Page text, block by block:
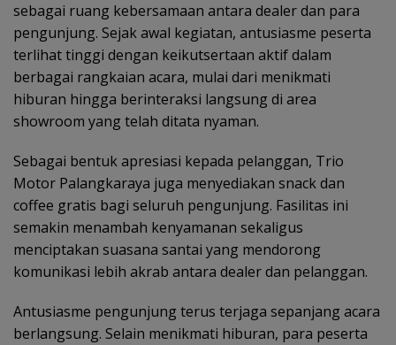
sebagai ruang kebersamaan antara dealer dan para
pengunjung. Sejak awal kegiatan, antusiasme peserta
terlihat tinggi dengan keikutsertaan aktif dalam
berbagai rangkaian acara, mulai dari menikmati
hiburan hingga berinteraksi langsung di area
showroom yang telah ditata nyaman.
Sebagai bentuk apresiasi kepada pelanggan, Trio
Motor Palangkaraya juga menyediakan snack dan
coffee gratis bagi seluruh pengunjung. Fasilitas ini
semakin menambah kenyamanan sekaligus
menciptakan suasana santai yang mendorong
komunikasi lebih akrab antara dealer dan pelanggan.
Antusiasme pengunjung terus terjaga sepanjang acara
berlangsung. Selain menikmati hiburan, para peserta